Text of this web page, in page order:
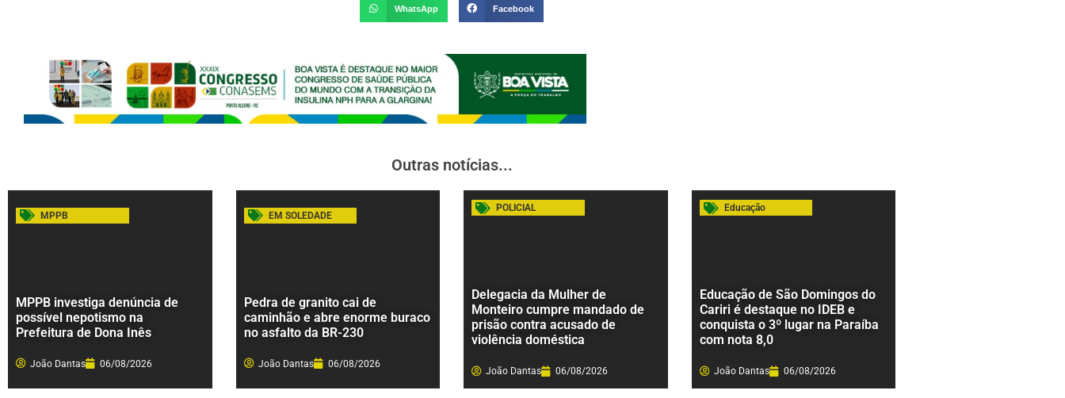
WhatsApp Facebook
Outras notícias...
MPPB
MPPB investiga denúncia de
possível nepotismo na
Prefeitura de Dona Inês
João Dantas 06/08/2026
EM SOLEDADE
Pedra de granito cai de
caminhão e abre enorme buraco
no asfalto da BR-230
João Dantas 06/08/2026
POLICIAL
Delegacia da Mulher de
Monteiro cumpre mandado de
prisão contra acusado de
violência doméstica
João Dantas 06/08/2026
Educação
Educação de São Domingos do
Cariri é destaque no IDEB e
conquista o 3º lugar na Paraíba
com nota 8,0
João Dantas 06/08/2026